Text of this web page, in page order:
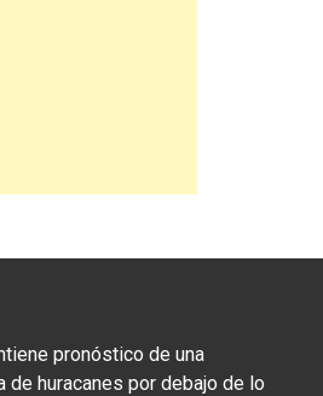
pronóstico de una
de huracanes por debajo de lo